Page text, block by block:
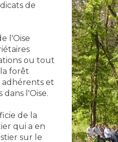
de
l'Oise
ou tout
forêt
adhérents et
l'Oise.
de la
qui a en
sur le